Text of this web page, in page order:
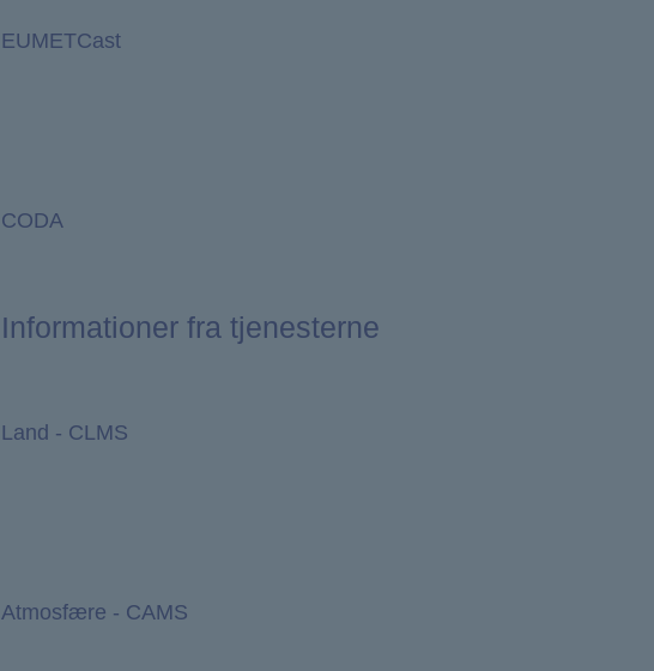
EUMETCast
CODA
Informationer fra tjenesterne
Land - CLMS
Atmosfære - CAMS